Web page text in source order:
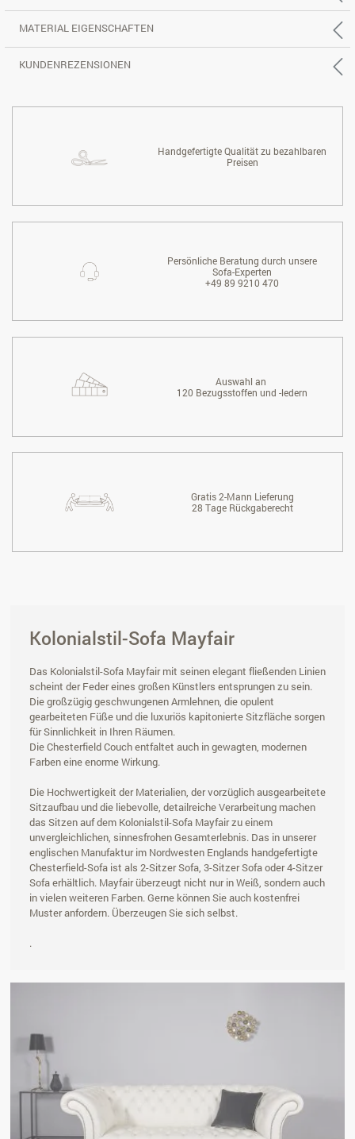
MATERIAL EIGENSCHAFTEN
KUNDENREZENSIONEN
Handgefertigte Qualität zu bezahlbaren
Preisen
Persönliche Beratung durch unsere
Sofa-Experten
+49 89 9210 470
Auswahl an
120 Bezugsstoffen und -ledern
Gratis 2-Mann Lieferung
28 Tage Rückgaberecht
Kolonialstil-Sofa Mayfair
Das Kolonialstil-Sofa Mayfair mit seinen elegant fließenden Linien
scheint der Feder eines großen Künstlers entsprungen zu sein.
Die großzügig geschwungenen Armlehnen, die opulent
gearbeiteten Füße und die luxuriös kapitonierte Sitzfläche sorgen
für Sinnlichkeit in Ihren Räumen.
Die Chesterfield Couch entfaltet auch in gewagten, modernen
Farben eine enorme Wirkung.
Die Hochwertigkeit der Materialien, der vorzüglich ausgearbeitete
Sitzaufbau und die liebevolle, detailreiche Verarbeitung machen
das Sitzen auf dem Kolonialstil-Sofa Mayfair zu einem
unvergleichlichen, sinnesfrohen Gesamterlebnis. Das in unserer
englischen Manufaktur im Nordwesten Englands handgefertigte
Chesterfield-Sofa ist als 2-Sitzer Sofa, 3-Sitzer Sofa oder 4-Sitzer
Sofa erhältlich. Mayfair überzeugt nicht nur in Weiß, sondern auch
in vielen weiteren Farben. Gerne können Sie auch kostenfrei
Muster anfordern. Überzeugen Sie sich selbst.
.